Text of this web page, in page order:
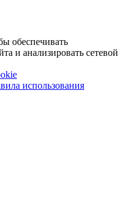
обеспечивать
и анализировать сетевой
использования